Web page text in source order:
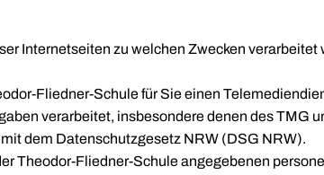
Internetseiten zu welchen Zwecken
Fliedner-Schule für Sie einen
verarbeitet, insbesondere denen des TMG
dem Datenschutzgesetz NRW (DSG NRW).
Theodor-Fliedner-Schule angegebenen